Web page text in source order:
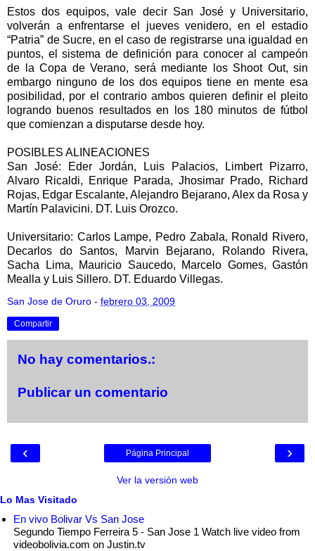
Estos dos equipos, vale decir San José y Universitario,
volverán a enfrentarse el jueves venidero, en el estadio
“Patria” de Sucre, en el caso de registrarse una igualdad en
puntos, el sistema de definición para conocer al campeón
de la Copa de Verano, será mediante los Shoot Out, sin
embargo ninguno de los dos equipos tiene en mente esa
posibilidad, por el contrario ambos quieren definir el pleito
logrando buenos resultados en los 180 minutos de fútbol
que comienzan a disputarse desde hoy.
POSIBLES ALINEACIONES
San José: Eder Jordán, Luis Palacios, Limbert Pizarro,
Alvaro Ricaldi, Enrique Parada, Jhosimar Prado, Richard
Rojas, Edgar Escalante, Alejandro Bejarano, Alex da Rosa y
Martín Palavicini. DT. Luis Orozco.
Universitario: Carlos Lampe, Pedro Zabala, Ronald Rivero,
Decarlos do Santos, Marvin Bejarano, Rolando Rivera,
Sacha Lima, Mauricio Saucedo, Marcelo Gomes, Gastón
Mealla y Luis Sillero. DT. Eduardo Villegas.
San Jose de Oruro - febrero 03, 2009
Compartir
No hay comentarios.:
Publicar un comentario
‹ ›
Página Principal
Ver la versión web
Lo Mas Visitado
En vivo Bolivar Vs San Jose
Segundo Tiempo Ferreira 5 - San Jose 1 Watch live video from
videobolivia.com on Justin.tv